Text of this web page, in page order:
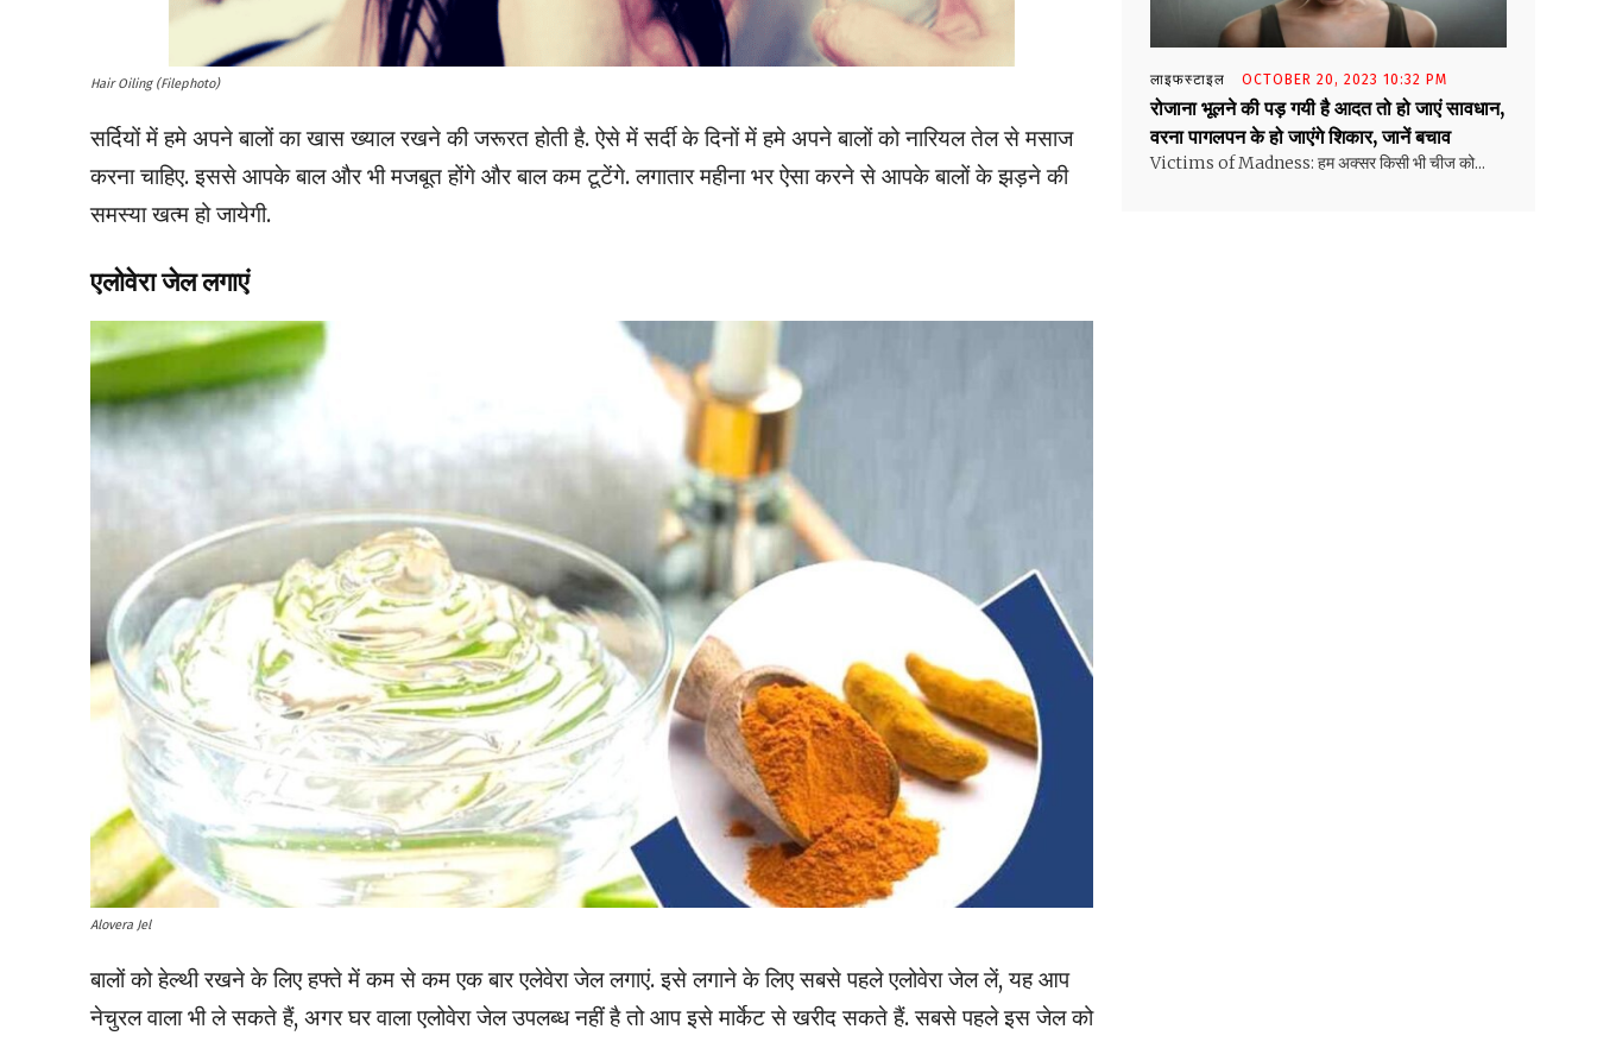
Hair Oiling (Filephoto)
सर्दियों में हमे अपने बालों का खास ख्याल रखने की जरूरत होती है. ऐसे में सर्दी के दिनों में हमे अपने बालों को नारियल तेल से मसाज
करना चाहिए. इससे आपके बाल और भी मजबूत होंगे और बाल कम टूटेंगे. लगातार महीना भर ऐसा करने से आपके बालों के झड़ने की
समस्या खत्म हो जायेगी.
एलोवेरा जेल लगाएं
Alovera Jel
बालों को हेल्थी रखने के लिए हफ्ते में कम से कम एक बार एलेवेरा जेल लगाएं. इसे लगाने के लिए सबसे पहले एलोवेरा जेल लें, यह आप
नेचुरल वाला भी ले सकते हैं, अगर घर वाला एलोवेरा जेल उपलब्ध नहीं है तो आप इसे मार्केट से खरीद सकते हैं. सबसे पहले इस जेल को
लाइफस्टाइल OCTOBER 20, 2023 10:32 PM
रोजाना भूलने की पड़ गयी है आदत तो हो जाएं सावधान,
वरना पागलपन के हो जाएंगे शिकार, जानें बचाव
Victims of Madness: हम अक्सर किसी भी चीज को...